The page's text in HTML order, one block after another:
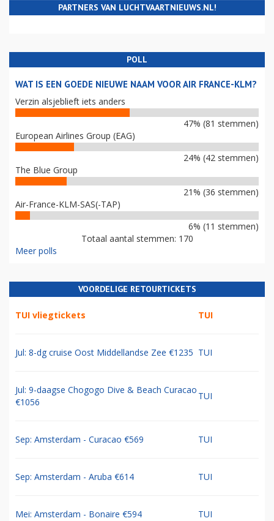
PARTNERS VAN LUCHTVAARTNIEUWS.NL!
POLL
WAT IS EEN GOEDE NIEUWE NAAM VOOR AIR FRANCE-KLM?
Verzin alsjeblieft iets anders
47% (81 stemmen)
European Airlines Group (EAG)
24% (42 stemmen)
The Blue Group
21% (36 stemmen)
Air-France-KLM-SAS(-TAP)
6% (11 stemmen)
Totaal aantal stemmen: 170
Meer polls
VOORDELIGE RETOURTICKETS
TUI vliegtickets TUI
Jul: 8-dg cruise Oost Middellandse Zee €1235 TUI
Jul: 9-daagse Chogogo Dive & Beach Curacao
€1056
TUI
Sep: Amsterdam - Curacao €569 TUI
Sep: Amsterdam - Aruba €614 TUI
Mei: Amsterdam - Bonaire €594 TUI